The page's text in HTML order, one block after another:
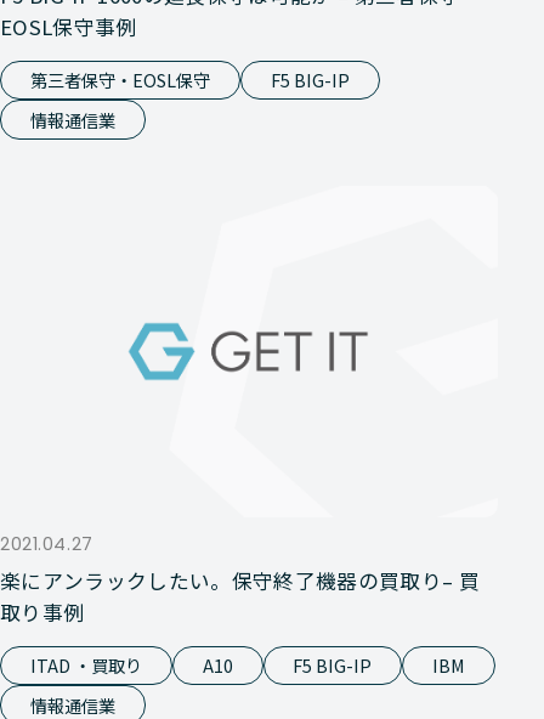
EOSL保守事例
第三者保守・EOSL保守
F5 BIG-IP
情報通信業
2021.04.27
楽にアンラックしたい。保守終了機器の買取り– 買
取り事例
ITAD ・買取り A10 F5 BIG-IP
IBM
情報通信業